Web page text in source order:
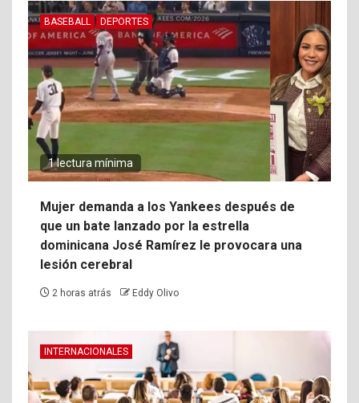
BASEBALL DEPORTES
1 lectura mínima
Mujer demanda a los Yankees después de
que un bate lanzado por la estrella
dominicana José Ramírez le provocara una
lesión cerebral
2 horas atrás Eddy Olivo
INTERNACIONALES